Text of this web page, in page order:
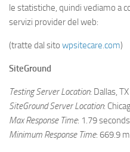
le statistiche, quindi vediamo a
servizi provider del web:
(tratte dal sito wpsitecare.com)
SiteGround
Testing Server Location: Dallas, TX
SiteGround Server Location:
Max Response Time: 1.79 seconds
Minimum Response Time: 669.9